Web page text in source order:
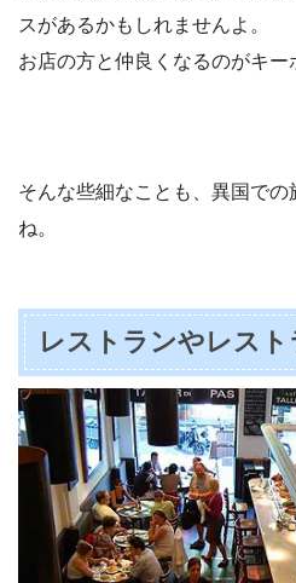
スがあるかもしれませんよ。
お店の方と仲良くなるのがキー
そんな些細なことも、異国での
ね。
レストランやレスト